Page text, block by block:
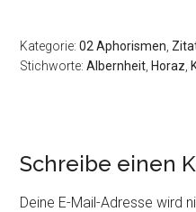
Kategorie:02 Aphorismen
Stichworte:Albernheit Horaz
Schreibe einen
Deine E-Mail-Adresse wird